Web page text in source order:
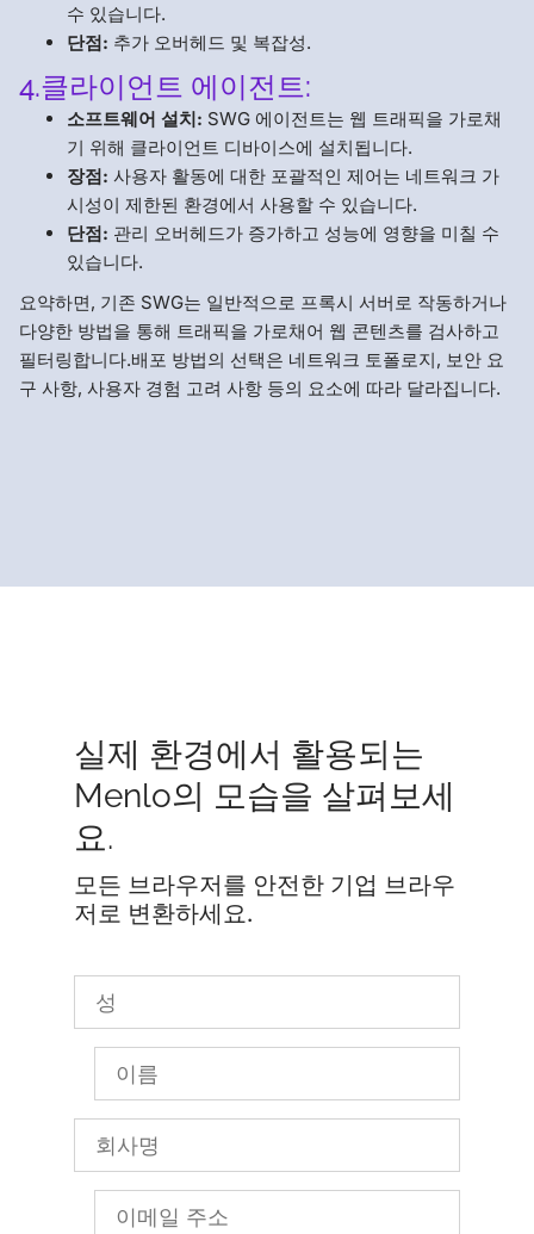
수 있습니다.
단점: 추가 오버헤드 및 복잡성.
4.클라이언트 에이전트:
소프트웨어 설치: SWG 에이전트는 웹 트래픽을 가로채
기 위해 클라이언트 디바이스에 설치됩니다.
장점: 사용자 활동에 대한 포괄적인 제어는 네트워크 가
시성이 제한된 환경에서 사용할 수 있습니다.
단점: 관리 오버헤드가 증가하고 성능에 영향을 미칠 수
있습니다.
요약하면, 기존 SWG는 일반적으로 프록시 서버로 작동하거나
다양한 방법을 통해 트래픽을 가로채어 웹 콘텐츠를 검사하고
필터링합니다.배포 방법의 선택은 네트워크 토폴로지, 보안 요
구 사항, 사용자 경험 고려 사항 등의 요소에 따라 달라집니다.
실제 환경에서 활용되는
Menlo의 모습을 살펴보세
요.
모든 브라우저를 안전한 기업 브라우
저로 변환하세요.